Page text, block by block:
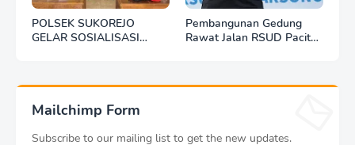
POLSEK SUKOREJO
GELAR SOSIALISASI
Pembangunan Gedung
Rawat Jalan RSUD Pacitan
Mailchimp Form
Subscribe to our mailing list to get the new updates.